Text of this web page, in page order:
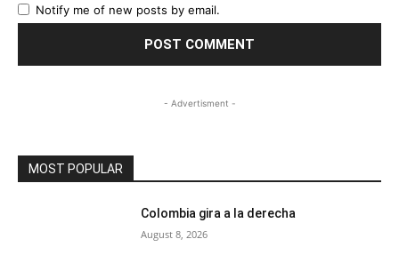
Notify me of new posts by email.
- Advertisment -
MOST POPULAR
Colombia gira a la derecha
August 8, 2026